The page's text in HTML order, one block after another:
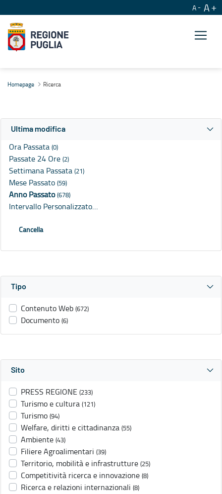
A A
Homepage Ricerca
Ultima modifica
Ora Passata (0)
Passate 24 Ore (2)
Settimana Passata (21)
Mese Passato (59)
Anno Passato(678)
Intervallo Personalizzato…
Cancella
Tipo
Contenuto Web (672)
Documento (6)
Sito
PRESS REGIONE (233)
Turismo e cultura (121)
Turismo (94)
Welfare, diritti e cittadinanza (55)
Ambiente (43)
Filiere Agroalimentari (39)
Territorio, mobilità e infrastrutture (25)
Competitività ricerca e innovazione (8)
Ricerca e relazioni internazionali (8)